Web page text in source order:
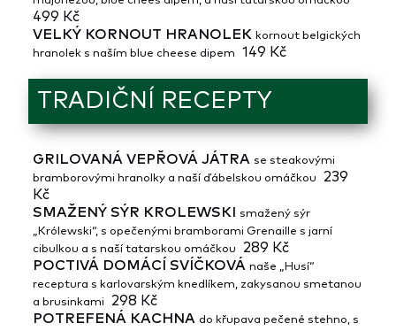
499 Kč
VELKÝ KORNOUT HRANOLEK kornout belgických
hranolek s naším blue cheese dipem
149 Kč
TRADIČNÍ RECEPTY
GRILOVANÁ VEPŘOVÁ JÁTRA se steakovými
bramborovými hranolky a naší ďábelskou omáčkou
239
Kč
SMAŽENÝ SÝR KROLEWSKI
smažený sýr
„Królewski“, s opečenými bramborami Grenaille s jarní
cibulkou a s naší tatarskou omáčkou
289 Kč
POCTIVÁ DOMÁCÍ SVÍČKOVÁ naše „Husí“
receptura s karlovarským knedlíkem, zakysanou smetanou
a brusinkami
298 Kč
POTREFENÁ KACHNA do křupava pečené stehno, s